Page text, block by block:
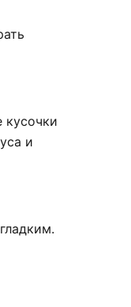
кусочки
и